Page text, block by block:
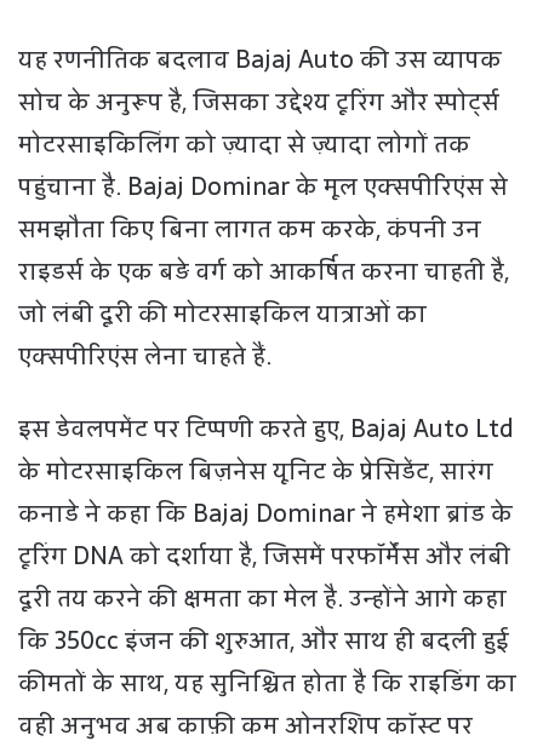
यह रणनीतिक बदलाव Bajaj Auto की उस व्यापक
सोच के अनुरूप है, जिसका उद्देश्य टूरिंग और स्पोर्ट्स
मोटरसाइकिलिंग को ज़्यादा से ज़्यादा लोगों तक
पहुंचाना है. Bajaj Dominar के मूल एक्सपीरिएंस से
समझौता किए बिना लागत कम करके, कंपनी उन
राइडर्स के एक बड़े वर्ग को आकर्षित करना चाहती है,
जो लंबी दूरी की मोटरसाइकिल यात्राओं का
एक्सपीरिएंस लेना चाहते हैं.
इस डेवलपमेंट पर टिप्पणी करते हुए, Bajaj Auto Ltd
के मोटरसाइकिल बिज़नेस यूनिट के प्रेसिडेंट, सारंग
कनाडे ने कहा कि Bajaj Dominar ने हमेशा ब्रांड के
टूरिंग DNA को दर्शाया है, जिसमें परफॉर्मेंस और लंबी
दूरी तय करने की क्षमता का मेल है. उन्होंने आगे कहा
कि 350cc इंजन की शुरुआत, और साथ ही बदली हुई
कीमतों के साथ, यह सुनिश्चित होता है कि राइडिंग का
वही अनुभव अब काफ़ी कम ओनरशिप कॉस्ट पर